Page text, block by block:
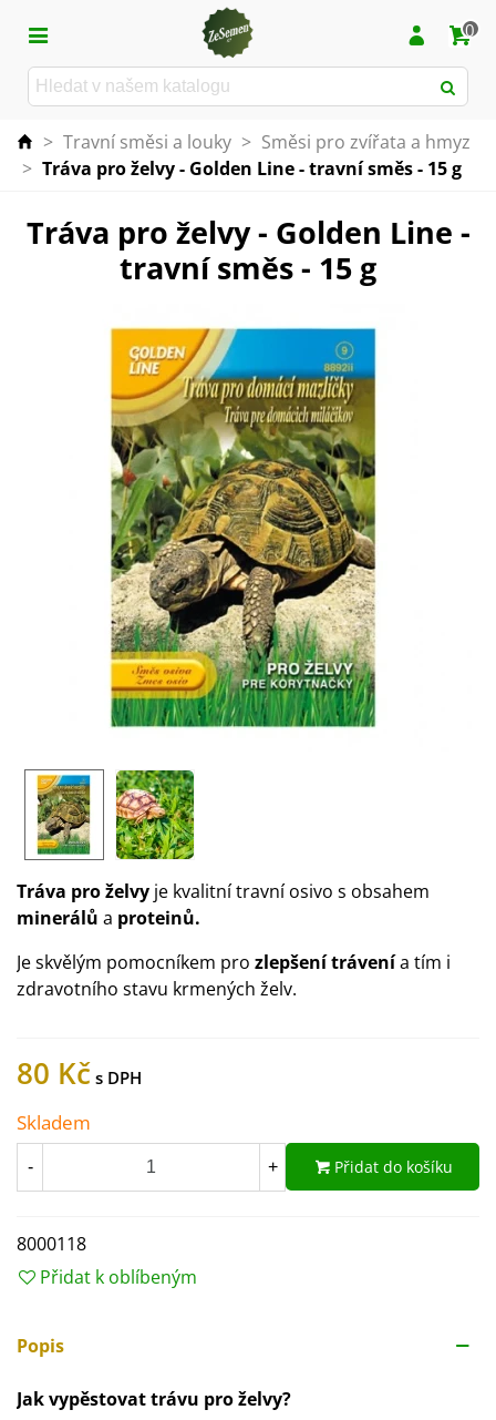
0
> Travní směsi a louky > Směsi pro zvířata a hmyz
> Tráva pro želvy - Golden Line - travní směs - 15 g
Tráva pro želvy - Golden Line -
travní směs - 15 g
Tráva pro želvy je kvalitní travní osivo s obsahem
minerálů a proteinů.
Je skvělým pomocníkem pro zlepšení trávenía tím i
zdravotního stavu krmených želv.
80 Kč
Skladem
- + Přidat do košíku
8000118
Přidat k oblíbeným
Popis
Jak vypěstovat trávu pro želvy?